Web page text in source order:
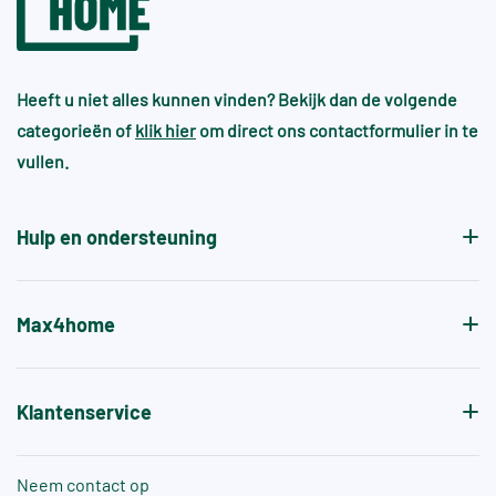
Heeft u niet alles kunnen vinden? Bekijk dan de volgende
categorieën of klik hier om direct ons contactformulier in te
vullen.
Hulp en ondersteuning
Max4home
Klantenservice
Neem contact op